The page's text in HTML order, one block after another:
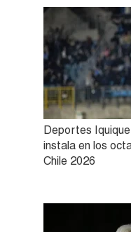
Deportes
instala en los
Chile 2026